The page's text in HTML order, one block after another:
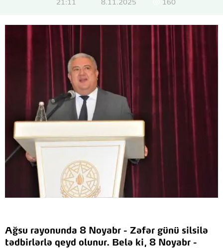
21:11 8.11.2025 160
Ağsu rayonunda 8 Noyabr - Zəfər günü silsilə
tədbirlərlə qeyd olunur. Belə ki, 8 Noyabr -